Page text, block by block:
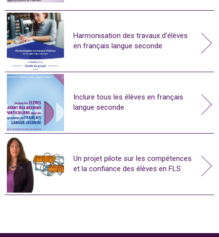
Harmonisation des travaux d’élèves
en français langue seconde
Inclure tous les élèves en français
langue seconde
Un projet pilote sur les compétences
et la confiance des élèves en FLS